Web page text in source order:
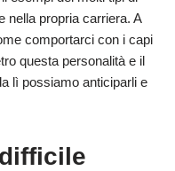
nella propria carriera. A
comportarci con i capi
questa personalità e il
lì possiamo anticiparli e